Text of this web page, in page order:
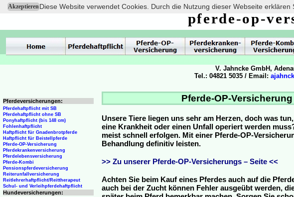
AkzeptierenDiese Website verwendet Cookies. Durch die Nutzung dieser Webseite
Pferde-OP-
Unsere Tiere liegen uns sehr am Herzen, doch was
eine Krankheit oder einen Unfall operiert werden
meist schnell erfolgen. Mit einer Pferde-OP-
Behandlung definitiv leisten.
>> Zu unserer Pferde-OP-Versicherungs – Seite <<
Achten Sie beim Kauf eines Pferdes auch auf die
auch bei der Zucht können Fehler ausgeübt werden,
pferde-op-
Pferdeversicherungen:
Pferdehaftpflicht mit SB
Pferdehaftpflicht ohne SB
Ponyhaftpflicht (bis 148 cm)
Fohlenhaftpflicht
Haftpflicht für Gnadenbrotpferde
Haftpflicht für Beistellpferde
Pferde-OP-Versicherung
Pferdekrankenversicherung
Pferdelebensversicherung
Pferde-Kombi
Pensionspferdeversicherung
Reiterunfallversicherung
Reitlehrerhaftpflicht/Reittherapeut
Schul- und Verleihpferdehaftpflicht
Hundeversicherungen:
V. Jahncke GmbH,
Tel.: 04821 5035 / Email: